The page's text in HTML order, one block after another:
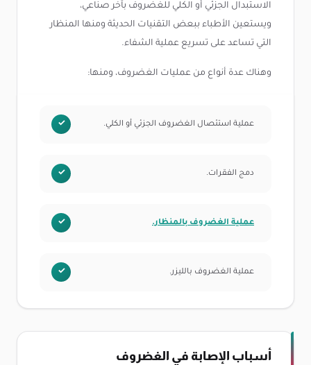
الاستبدال الجزئي أو الكلي للغضروف بآخر صناعي،
ويستعين الأطباء ببعض التقنيات الحديثة ومنها المنظار
التي تساعد على تسريع عملية الشفاء.
وهناك عدة أنواع من عمليات الغضروف، ومنها:
عملية استئصال الغضروف الجزئي أو الكلي.
دمج الفقرات.
عملية الغضروف بالمنظار.
عملية الغضروف بالليزر.
أسباب الإصابة في الغضروف